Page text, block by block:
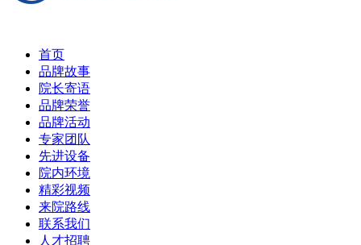
首页
品牌故事
院长寄语
品牌荣誉
品牌活动
专家团队
先进设备
院内环境
精彩视频
来院路线
联系我们
人才招聘